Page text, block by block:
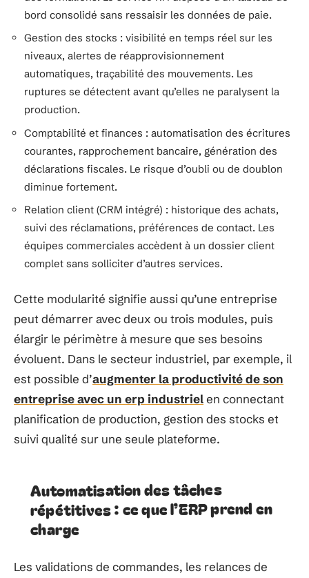
bord consolidé sans ressaisir les données de paie.
Gestion des stocks : visibilité en temps réel sur les
niveaux, alertes de réapprovisionnement
automatiques, traçabilité des mouvements. Les
ruptures se détectent avant qu’elles ne paralysent la
production.
Comptabilité et finances : automatisation des écritures
courantes, rapprochement bancaire, génération des
déclarations fiscales. Le risque d’oubli ou de doublon
diminue fortement.
Relation client (CRM intégré) : historique des achats,
suivi des réclamations, préférences de contact. Les
équipes commerciales accèdent à un dossier client
complet sans solliciter d’autres services.
Cette modularité signifie aussi qu’une entreprise
peut démarrer avec deux ou trois modules, puis
élargir le périmètre à mesure que ses besoins
évoluent. Dans le secteur industriel, par exemple, il
est possible d’augmenter la productivité de son
entreprise avec un erp industrielen connectant
planification de production, gestion des stocks et
suivi qualité sur une seule plateforme.
Automatisation des tâches
répétitives : ce que l’ERP prend en
charge
Les validations de commandes, les relances de